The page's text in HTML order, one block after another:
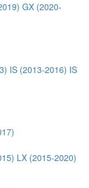
GX (2020-
IS (2013-2016) IS
LX (2015-2020)